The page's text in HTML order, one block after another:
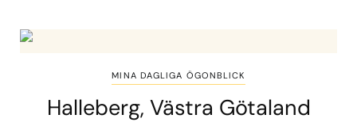
MINA DAGLIGA ÖGONBLICK
Halleberg, Västra Götaland